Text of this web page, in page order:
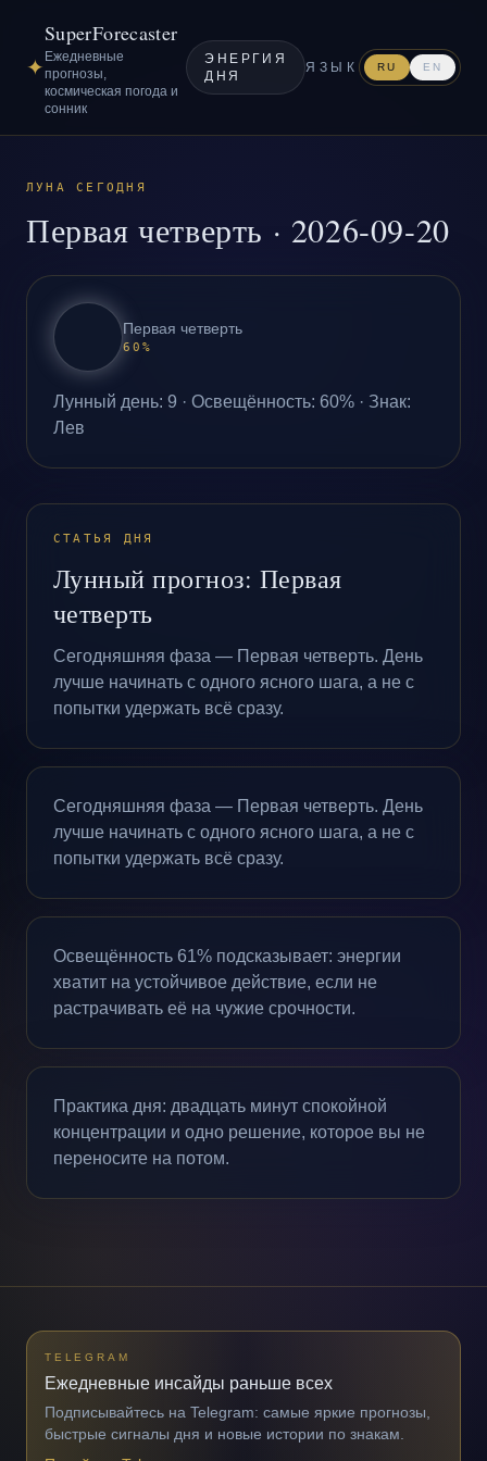
✦
SuperForecaster
Ежедневные
прогнозы,
космическая погода и
сонник
ЭНЕРГИЯ
ДНЯ
ЯЗЫК RU EN
ЛУНА СЕГОДНЯ
Первая четверть · 2026-09-20
Первая четверть
60%
Лунный день: 9 · Освещённость: 60% · Знак:
Лев
СТАТЬЯ ДНЯ
Лунный прогноз: Первая
четверть
Сегодняшняя фаза — Первая четверть. День
лучше начинать с одного ясного шага, а не с
попытки удержать всё сразу.
Сегодняшняя фаза — Первая четверть. День
лучше начинать с одного ясного шага, а не с
попытки удержать всё сразу.
Освещённость 61% подсказывает: энергии
хватит на устойчивое действие, если не
растрачивать её на чужие срочности.
Практика дня: двадцать минут спокойной
концентрации и одно решение, которое вы не
переносите на потом.
TELEGRAM
Ежедневные инсайды раньше всех
Подписывайтесь на Telegram: самые яркие прогнозы,
быстрые сигналы дня и новые истории по знакам.